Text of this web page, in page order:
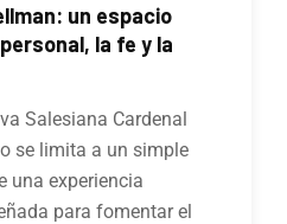
un espacio
la fe y la
Salesiana Cardenal
se limita a un simple
una experiencia
para fomentar el